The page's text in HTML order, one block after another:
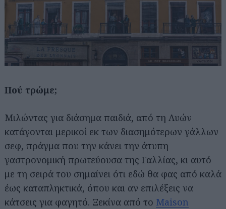
Πού τρώμε;
Μιλώντας για διάσημα παιδιά, από τη Λυών
κατάγονται μερικοί εκ των διασημότερων γάλλων
σεφ, πράγμα που την κάνει την άτυπη
γαστρονομική πρωτεύουσα της Γαλλίας, κι αυτό
με τη σειρά του σημαίνει ότι εδώ θα φας από καλά
έως καταπληκτικά, όπου και αν επιλέξεις να
κάτσεις για φαγητό. Ξεκίνα από το Maison